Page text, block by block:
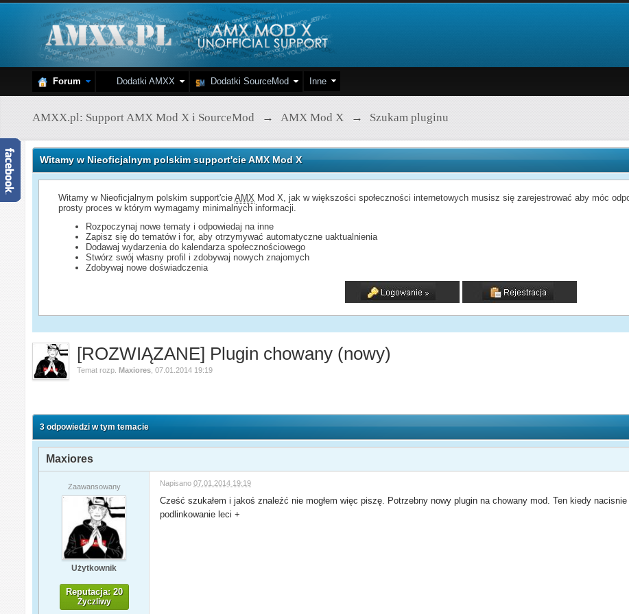
Forum Dodatki AMXX Dodatki SourceMod Inne
AMXX.pl: Support AMX Mod X i SourceMod → AMX Mod X → Szukam pluginu
Witamy w Nieoficjalnym polskim support'cie AMX Mod X
Witamy w Nieoficjalnym polskim support'cieAMX Mod X, jak w większości społeczności internetowych musisz się zarejestrować aby móc
prosty proces w którym wymagamy minimalnych informacji.
Rozpoczynaj nowe tematy i odpowiedaj na inne
Zapisz się do tematów i for, aby otrzymywać automatyczne uaktualnienia
Dodawaj wydarzenia do kalendarza społecznościowego
Stwórz swój własny profil i zdobywaj nowych znajomych
Zdobywaj nowe doświadczenia
[ROZWIĄZANE] Plugin chowany (nowy)
Temat rozp.Maxiores ,07.01.2014 19:19
3 odpowiedzi w tym temacie
Maxiores
Zaawansowany
Użytkownik
Reputacja: 20
Życzliwy
Napisano07.01.2014 19:19
Cześć szukałem i jakoś znaleźć nie mogłem więc piszę. Potrzebny nowy plugin na chowany mod. Ten kiedy
podlinkowanie leci +